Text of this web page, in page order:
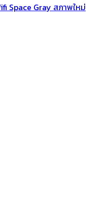
Space Gray สภาพใหม่